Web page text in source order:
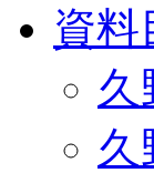
資料
久
久